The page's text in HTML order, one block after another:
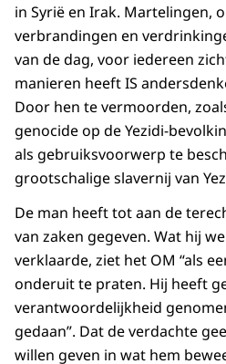
in Syrië en Irak. Martelingen,
verbrandingen en
van de dag, voor iedereen
manieren heeft IS
Door hen te vermoorden,
genocide op de Yezidi-
als gebruiksvoorwerp te
grootschalige slavernij van
De man heeft tot aan de
van zaken gegeven. Wat hij
verklaarde, ziet het OM “als
onderuit te praten. Hij heeft
verantwoordelijkheid
gedaan”. Dat de verdachte
willen geven in wat hem